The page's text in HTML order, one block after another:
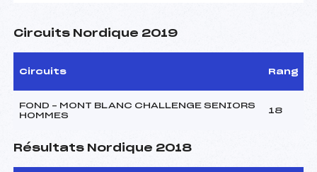
Circuits Nordique 2019
Circuits Rang
FOND – MONT BLANC CHALLENGE SENIORS
HOMMES
18
Résultats Nordique 2018